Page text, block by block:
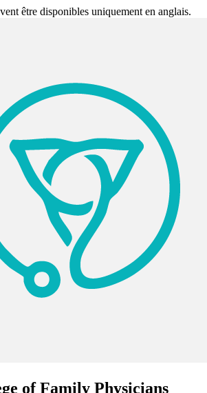
être disponibles uniquement en anglais.
of Family Physicians